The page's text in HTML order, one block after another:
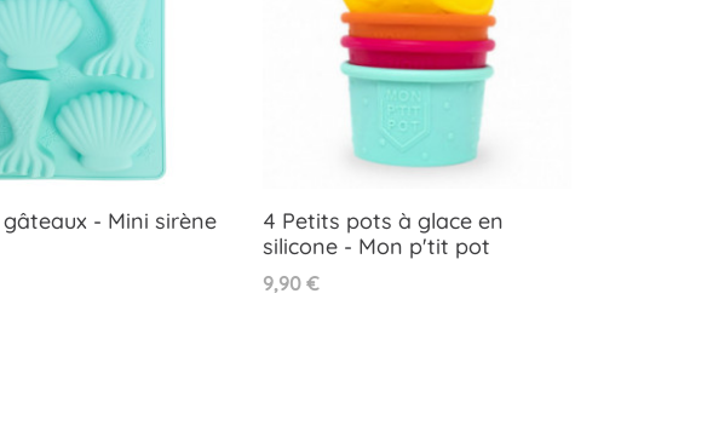
- Mini sirène
4 Petits pots à glace en
silicone - Mon p'tit pot
Prix
9,90 €